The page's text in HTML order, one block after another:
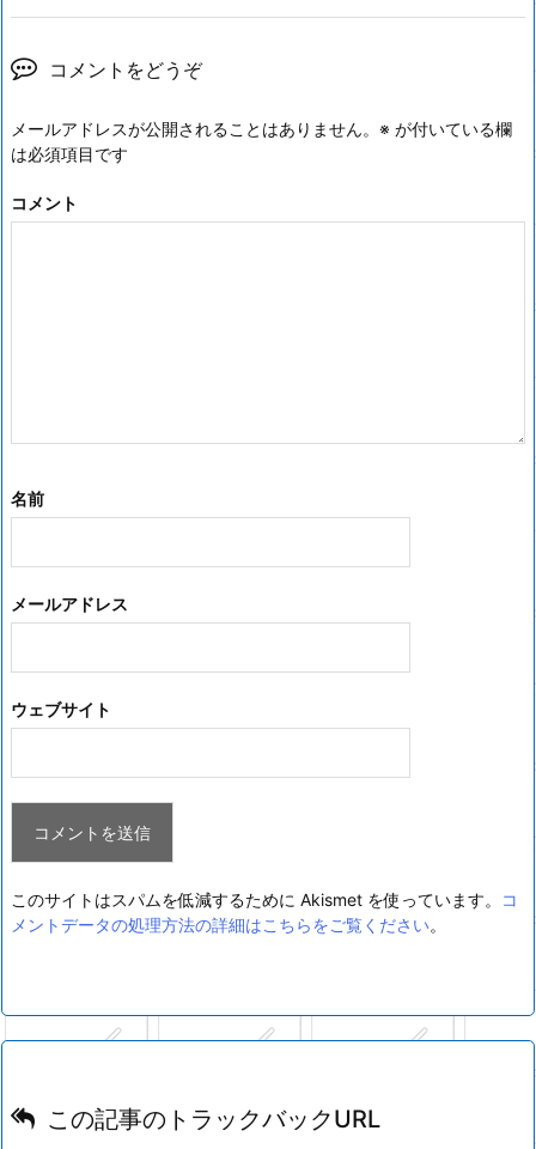
コメントをどうぞ
メールアドレスが公開されることはありません。 ※ が付いている欄
は必須項目です
コメント
名前
メールアドレス
ウェブサイト
このサイトはスパムを低減するために Akismet を使っています。
コ
メントデータの処理方法の詳細はこちらをご覧ください。
この記事のトラックバックURL